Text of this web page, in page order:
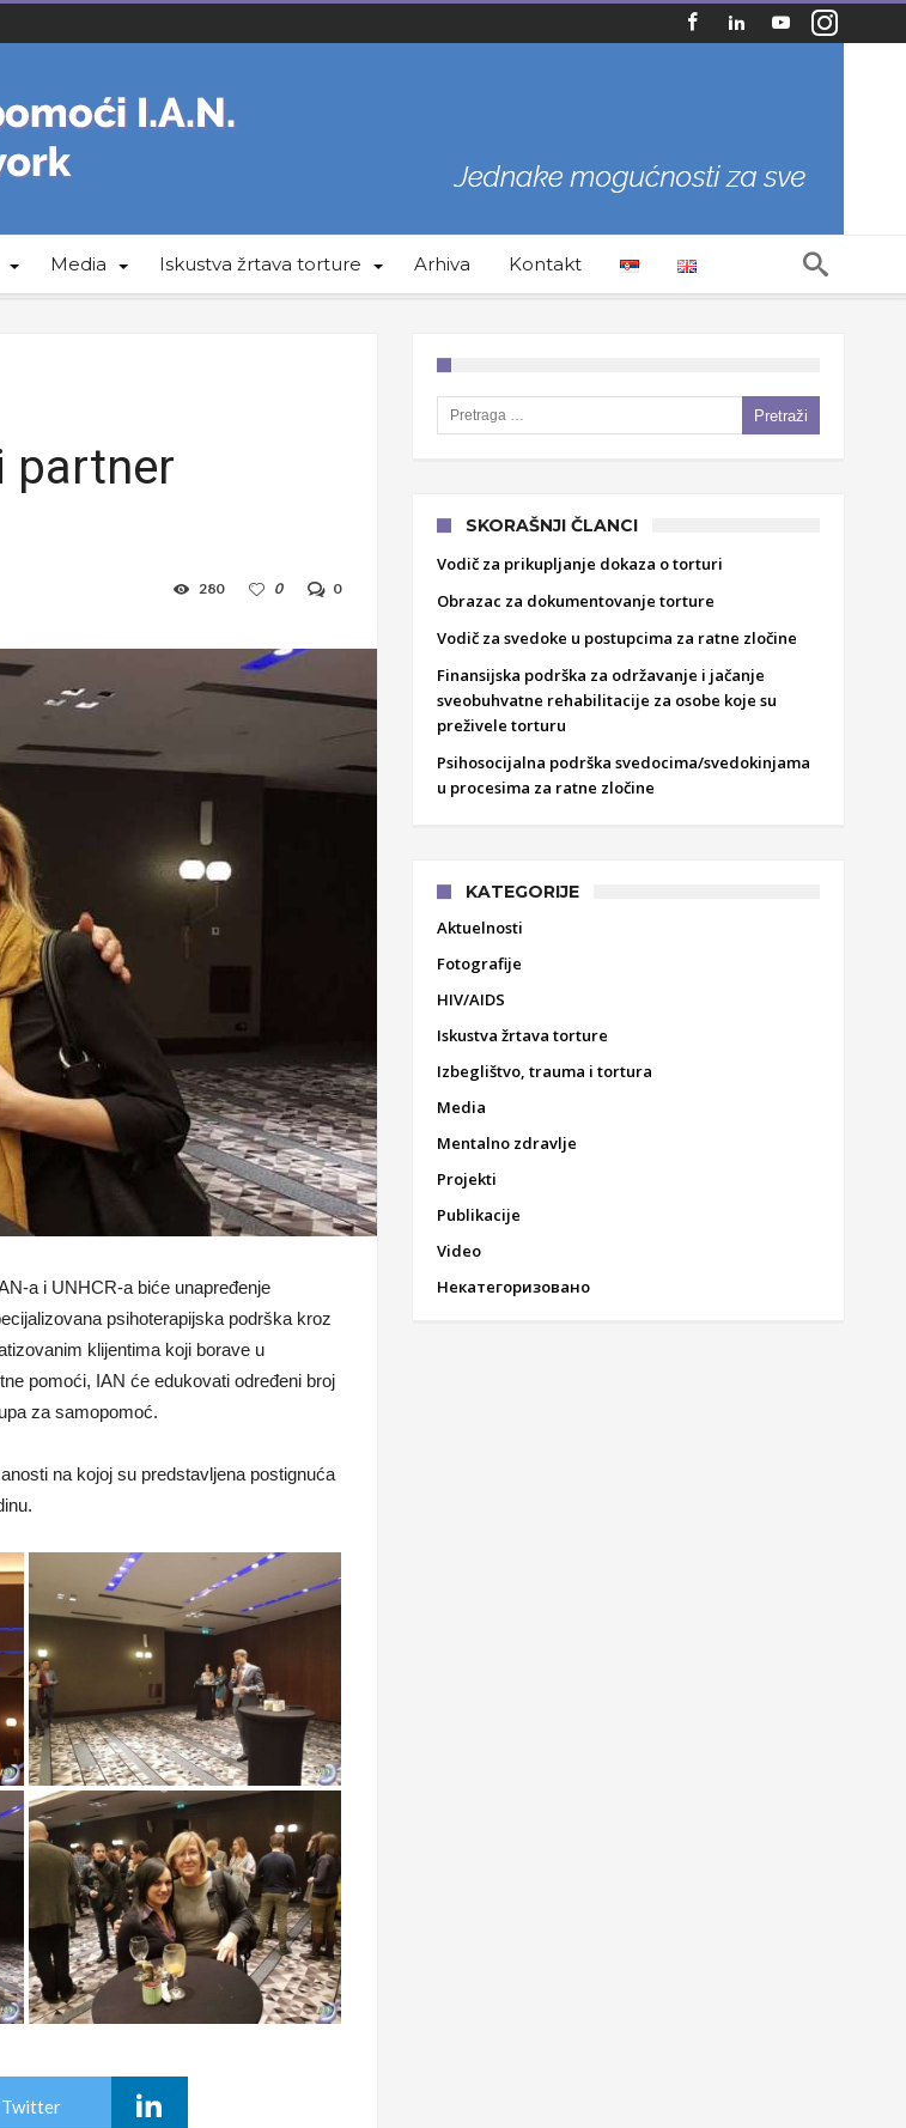
Media Iskustva žrtava torture Arhiva Kontakt
partner
0
0
280
a i UNHCR-a biće unapređenje
psihoterapijska podrška kroz
klijentima koji borave u
pomoći, IAN će edukovati određeni broj
za samopomoć.
na kojoj su predstavljena postignuća
Twitter
Pretraga za:
SKORAŠNJI ČLANCI
Vodič za prikupljanje dokaza o torturi
Obrazac za dokumentovanje torture
Vodič za svedoke u postupcima za ratne zločine
Finansijska podrška za održavanje i jačanje
sveobuhvatne rehabilitacije za osobe koje su
preživele torturu
Psihosocijalna podrška svedocima/svedokinjama
u procesima za ratne zločine
KATEGORIJE
Aktuelnosti
Fotografije
HIV/AIDS
Iskustva žrtava torture
Izbeglištvo, trauma i tortura
Media
Mentalno zdravlje
Projekti
Publikacije
Video
Некатегоризовано